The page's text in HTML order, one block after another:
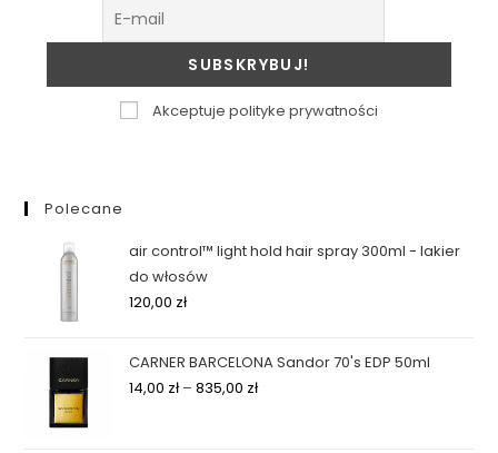
Akceptuje polityke prywatności
Polecane
air control™ light hold hair spray 300ml - lakier
do włosów
120,00 zł
CARNER BARCELONA Sandor 70's EDP 50ml
14,00 zł– 835,00 zł